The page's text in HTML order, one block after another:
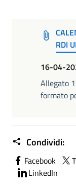
RDI
16-04-
Allegato
formato
Condividi:
Facebook
LinkedIn